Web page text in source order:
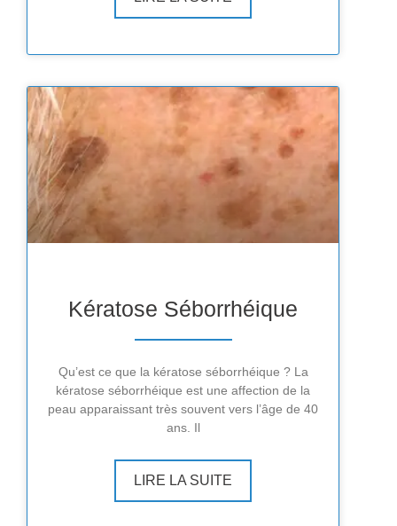
Kératose Séborrhéique
Qu’est ce que la kératose séborrhéique ? La
kératose séborrhéique est une affection de la
peau apparaissant très souvent vers l’âge de 40
ans. Il
LIRE LA SUITE